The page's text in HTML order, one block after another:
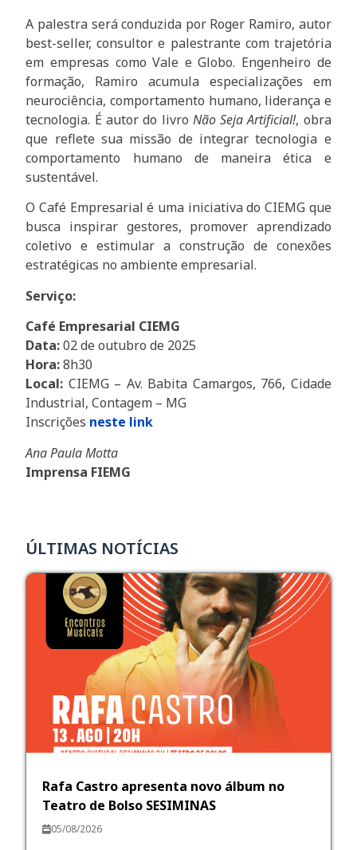
A palestra será conduzida por Roger Ramiro, autor
best-seller, consultor e palestrante com trajetória
em empresas como Vale e Globo. Engenheiro de
formação, Ramiro acumula especializações em
neurociência, comportamento humano, liderança e
tecnologia. É autor do livro Não Seja Artificial!, obra
que reflete sua missão de integrar tecnologia e
comportamento humano de maneira ética e
sustentável.
O Café Empresarial é uma iniciativa do CIEMG que
busca inspirar gestores, promover aprendizado
coletivo e estimular a construção de conexões
estratégicas no ambiente empresarial.
Serviço:
Café Empresarial CIEMG
Data:02 de outubro de 2025
Hora:8h30
Local: CIEMG – Av. Babita Camargos, 766, Cidade
Industrial, Contagem – MG
Inscrições neste link
Ana Paula Motta
Imprensa FIEMG
ÚLTIMAS NOTÍCIAS
Rafa Castro apresenta novo álbum no
Teatro de Bolso SESIMINAS
05/08/2026